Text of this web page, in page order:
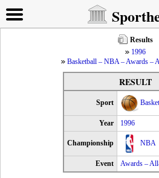
Results
1996
Basketball – NBA – Awards –
RESULT
Sport
Year 1996
Championship NBA
Event Awards –